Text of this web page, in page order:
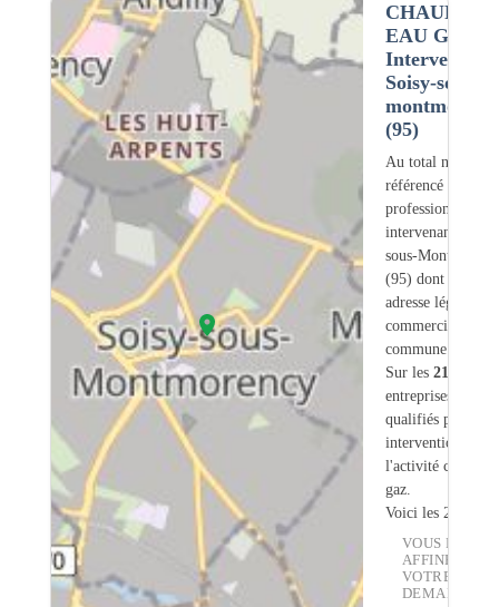
CHAUFFE-
EAU GAZ
Intervention
Soisy-sous-
(95)
Au total nous
référencé
professionnels
intervenant sur
sous-
(95) dont
adresse légale ou
commerciale
commune.
Sur les 211
entreprises
qualifiés pour une
intervention sur
l'activité chauffe-
gaz.
Voici les 20
VOUS
AFFINER
VOTRE
DEMANDE :